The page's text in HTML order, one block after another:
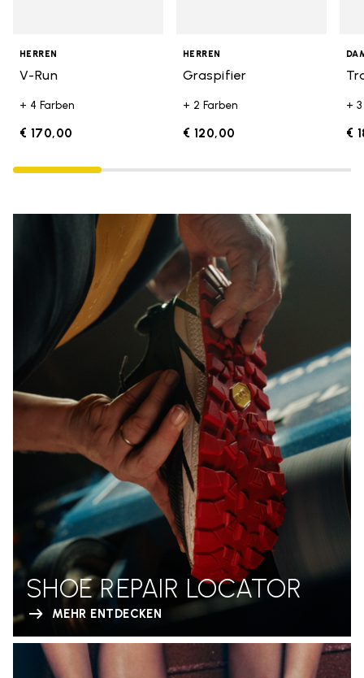
HERREN
V-Run
+ 4 Farben
€ 170,00
HERREN
Graspifier
+ 2 Farben
€ 120,00
+
€
SHOE REPAIR LOCATOR
MEHR ENTDECKEN